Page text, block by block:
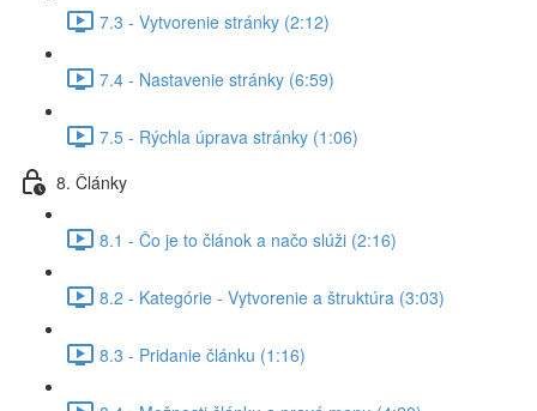
7.3 - Vytvorenie stránky (2:12)
7.4 - Nastavenie stránky (6:59)
7.5 - Rýchla úprava stránky (1:06)
8. Články
8.1 - Čo je to článok a načo slúži (2:16)
8.2 - Kategórie - Vytvorenie a štruktúra (3:03)
8.3 - Pridanie článku (1:16)